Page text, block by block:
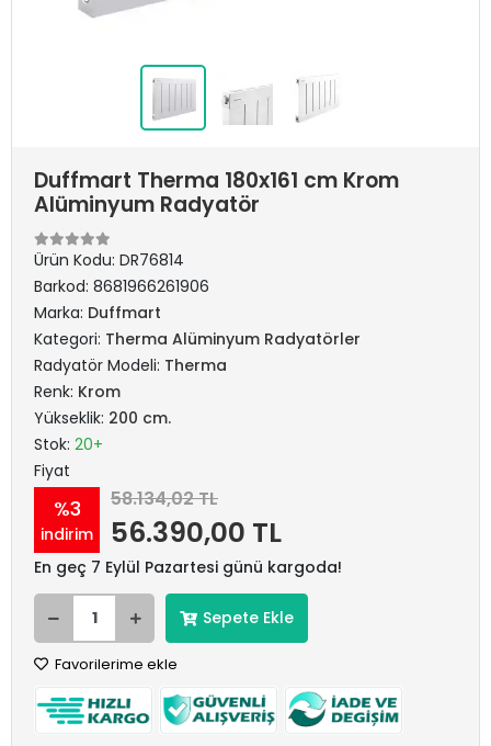
Duffmart Therma 180x161 cm Krom
Alüminyum Radyatör
Ürün Kodu: DR76814
Barkod: 8681966261906
Marka: Duffmart
Kategori: Therma Alüminyum Radyatörler
Radyatör Modeli: Therma
Renk: Krom
Yükseklik: 200 cm.
Stok: 20+
Fiyat
%3
indirim
58.134,02 TL
56.390,00 TL
En geç 7 Eylül Pazartesi günü kargoda!
Sepete Ekle
Favorilerime ekle